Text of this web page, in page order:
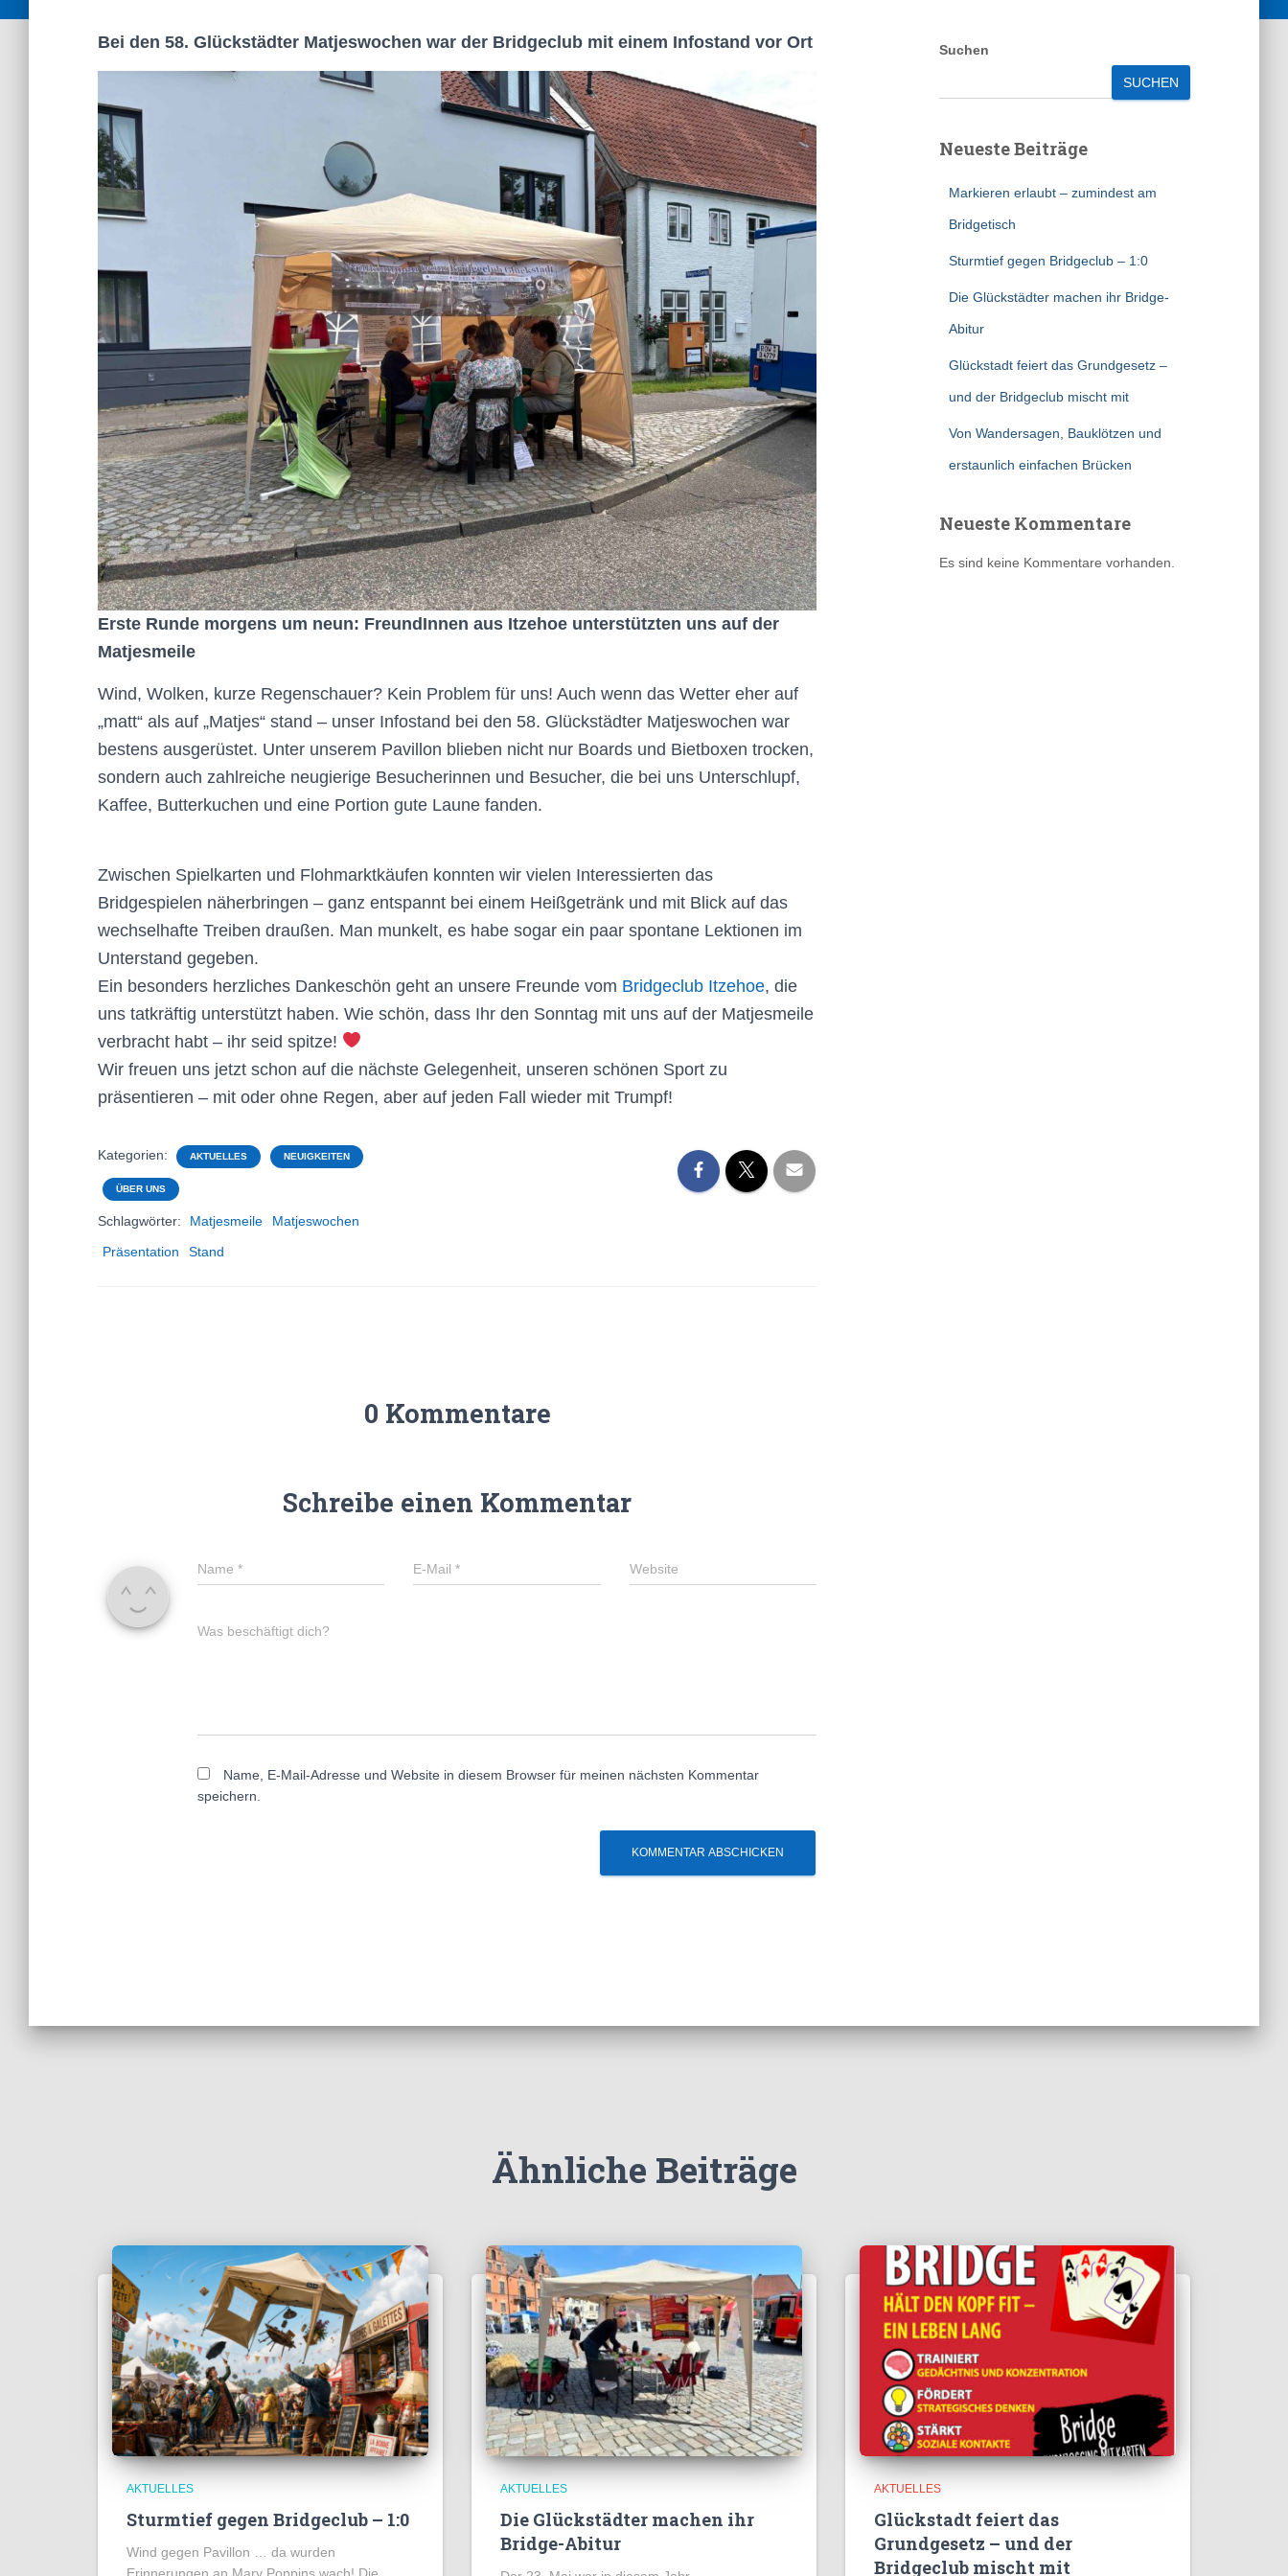
Bei den 58. Glückstädter Matjeswochen war der Bridgeclub mit einem Infostand vor Ort
Erste Runde morgens um neun: FreundInnen aus Itzehoe unterstützten uns auf der
Matjesmeile
Wind, Wolken, kurze Regenschauer? Kein Problem für uns! Auch wenn das Wetter eher auf
„matt“ als auf „Matjes“ stand – unser Infostand bei den 58. Glückstädter Matjeswochen war
bestens ausgerüstet. Unter unserem Pavillon blieben nicht nur Boards und Bietboxen trocken,
sondern auch zahlreiche neugierige Besucherinnen und Besucher, die bei uns Unterschlupf,
Kaffee, Butterkuchen und eine Portion gute Laune fanden.
Zwischen Spielkarten und Flohmarktkäufen konnten wir vielen Interessierten das
Bridgespielen näherbringen – ganz entspannt bei einem Heißgetränk und mit Blick auf das
wechselhafte Treiben draußen. Man munkelt, es habe sogar ein paar spontane Lektionen im
Unterstand gegeben.
Ein besonders herzliches Dankeschön geht an unsere Freunde vom Bridgeclub Itzehoe, die
uns tatkräftig unterstützt haben. Wie schön, dass Ihr den Sonntag mit uns auf der Matjesmeile
verbracht habt – ihr seid spitze!
Wir freuen uns jetzt schon auf die nächste Gelegenheit, unseren schönen Sport zu
präsentieren – mit oder ohne Regen, aber auf jeden Fall wieder mit Trumpf!
Kategorien: AKTUELLES NEUIGKEITEN
ÜBER UNS
Schlagwörter: Matjesmeile
Matjeswochen
Präsentation
Stand
0 Kommentare
Schreibe einen Kommentar
Name * E-Mail* Website
Was beschäftigt dich?
Name, E-Mail-Adresse und Website in diesem Browser für meinen nächsten Kommentar
speichern.
Suchen
SUCHEN
Neueste Beiträge
Markieren erlaubt – zumindest am
Bridgetisch
Sturmtief gegen Bridgeclub – 1:0
Die Glückstädter machen ihr Bridge-
Abitur
Glückstadt feiert das Grundgesetz –
und der Bridgeclub mischt mit
Von Wandersagen, Bauklötzen und
erstaunlich einfachen Brücken
Neueste Kommentare
Es sind keine Kommentare vorhanden.
Ähnliche Beiträge
AKTUELLES
Sturmtief gegen Bridgeclub – 1:0
Wind gegen Pavillon … da wurden
AKTUELLES
Die Glückstädter machen ihr
Bridge-Abitur
AKTUELLES
Glückstadt feiert das
Grundgesetz – und der
Bridgeclub mischt mit